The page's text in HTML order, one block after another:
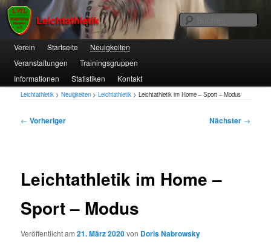
Leichtathletik
1. VfL FORTUNA Marzahn e.V.
Hauptmenü
Zum
primären
Inhalt
springen
Verein Startseite
Neuigkeiten
Veranstaltungen
Trainingsgruppen
Informationen
Statistiken Kontakt
Leichtathletik >Neuigkeiten >Leichtathletik >Leichtathletik im Home – Sport – Modus
Beitragsnavigation
← Vorheriger Nächster →
Leichtathletik im Home –
Sport – Modus
Veröffentlicht am21. März 2020von Doris Nabrowsky